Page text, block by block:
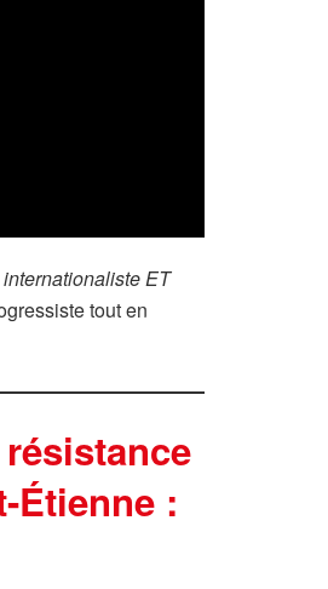
ET
tout en
Étienne :